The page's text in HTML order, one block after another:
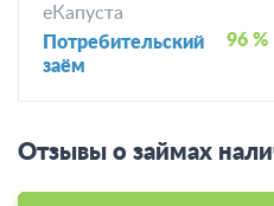
еКапуста
Потребительский
заём
96 %
Отзывы о займах